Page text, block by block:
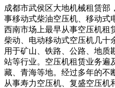
成都市武侯区大地机械租赁部
事移动式柴油空压机、移动式
西南市场上最早从事空压机租
柴动、电动移动式空压机几十
用于矿山、铁路、公路、地质
站等行业。空压机租赁业务遍
藏、青海等地。经过多年的不
从事寿力空压机、复盛空压机